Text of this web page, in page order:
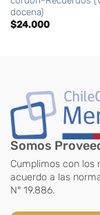
docena)
$24.000
Somos
Cumplimos con los
acuerdo a las
N° 19.886.